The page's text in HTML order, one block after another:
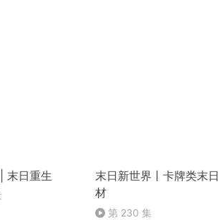
末日重生
末日新世界丨卡牌类末
材
第 230 集